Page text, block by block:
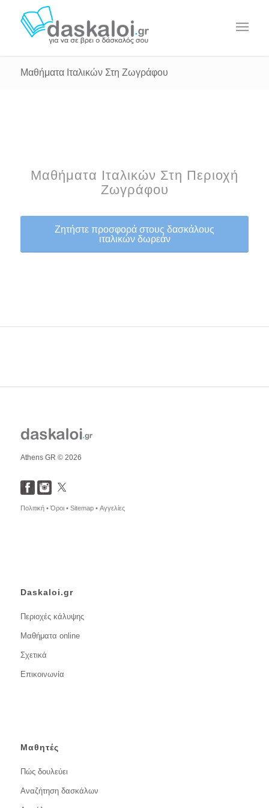
Μαθήματα Ιταλικών Στη Ζωγράφου
Μαθήματα Ιταλικών Στη Περιοχή
Ζωγράφου
Ζητήστε προσφορά στους δασκάλους
ιταλικών δωρεάν
Athens GR © 2026
Πολιτική •Όροι • Sitemap • Αγγελίες
Daskaloi.gr
Περιοχές κάλυψης
Μαθήματα online
Σχετικά
Επικοινωνία
Μαθητές
Πώς δουλεύει
Αναζήτηση δασκάλων